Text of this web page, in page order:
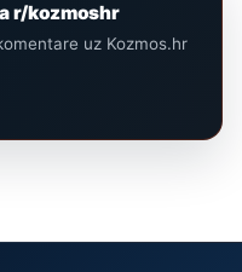
r/kozmoshr
uz Kozmos.hr